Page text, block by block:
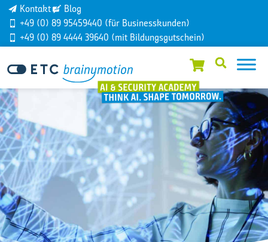
Kontakt
Blog
+49 (0) 89 95459440 (für Businesskunden)
+49 (0) 89 4444 39640 (mit Bildungsgutschein)